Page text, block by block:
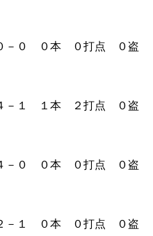
０本 ０打点 ０盗
１本 ２打点 ０盗
０本 ０打点 ０盗
０本 ０打点 ０盗